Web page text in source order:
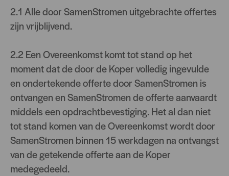
2.1 Alle door SamenStromen uitgebrachte offertes
zijn vrijblijvend.
2.2 Een Overeenkomst komt tot stand op het
moment dat de door de Koper volledig ingevulde
en ondertekende offerte door SamenStromen is
ontvangen en SamenStromen de offerte aanvaardt
middels een opdrachtbevestiging. Het al dan niet
tot stand komen van de Overeenkomst wordt door
SamenStromen binnen 15 werkdagen na ontvangst
van de getekende offerte aan de Koper
medegedeeld.